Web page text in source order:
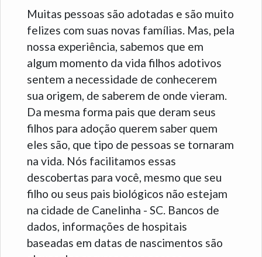
Muitas pessoas são adotadas e são muito
felizes com suas novas famílias. Mas, pela
nossa experiência, sabemos que em
algum momento da vida filhos adotivos
sentem a necessidade de conhecerem
sua origem, de saberem de onde vieram.
Da mesma forma pais que deram seus
filhos para adoção querem saber quem
eles são, que tipo de pessoas se tornaram
na vida. Nós facilitamos essas
descobertas para você, mesmo que seu
filho ou seus pais biológicos não estejam
na cidade de Canelinha - SC. Bancos de
dados, informações de hospitais
baseadas em datas de nascimentos são